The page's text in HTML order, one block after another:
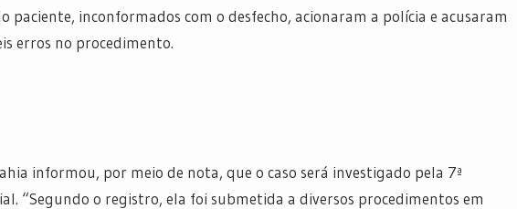
paciente, inconformados com o desfecho, acionaram a polícia e acusaram
erros no procedimento.
informou, por meio de nota, que o caso será investigado pela 7ª
“Segundo o registro, ela foi submetida a diversos procedimentos em